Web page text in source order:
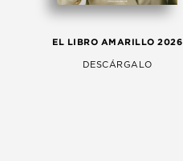
EL LIBRO AMARILLO 2026
DESCÁRGALO